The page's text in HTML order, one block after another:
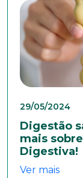
29/05/2024
Digestão
mais
Digestiva!
Ver mais
Idade
Estado Civil
Escolaridade